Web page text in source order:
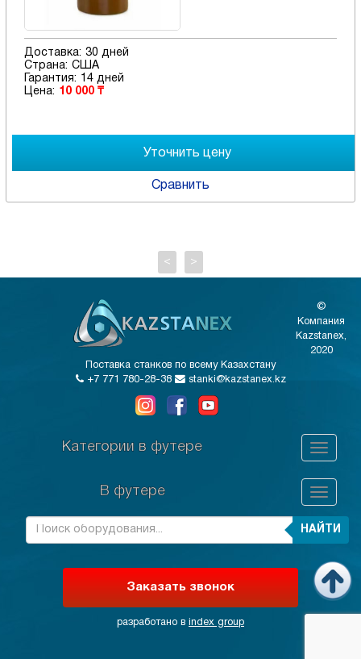
Доставка: 30 дней
Страна: США
Гарантия:
14 дней
Цена: 10 000 ₸
Сравнить
< >
©
Компания
Kazstanex,
2020
Поставка станков по всему Казахстану
+7 771 780-28-38
stanki@kazstanex.kz
Категории в футере
В футере
НАЙТИ
Заказать звонок
разработано в index group